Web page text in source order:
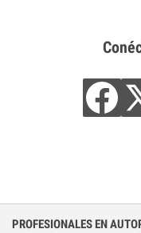
PROFESIONALES EN